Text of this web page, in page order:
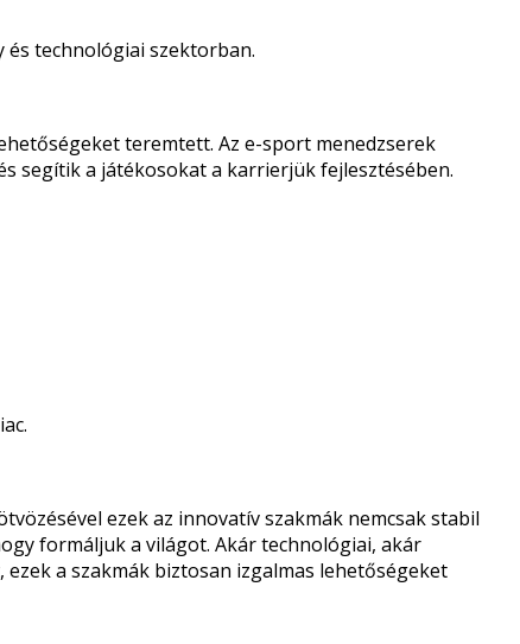
és technológiai szektorban.
teremtett. Az e-sport menedzserek
segítik a játékosokat a karrierjük fejlesztésében.
ezek az innovatív szakmák nemcsak stabil
formáljuk a világot. Akár technológiai, akár
a szakmák biztosan izgalmas lehetőségeket